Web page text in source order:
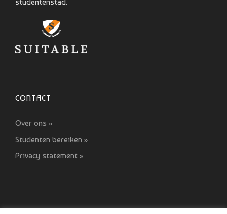
CONTACT
Over ons »
Studenten bereiken »
Privacy statement »